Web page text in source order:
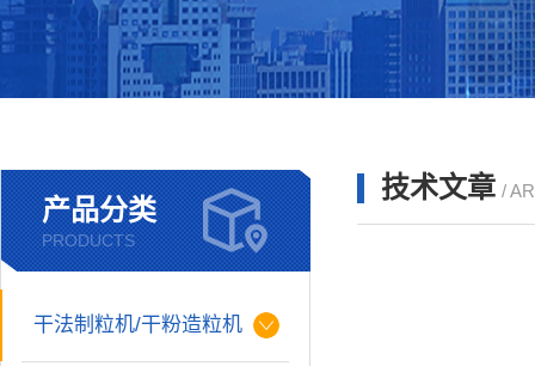
产品分类
PRODUCTS
干法制粒机/干粉造粒机
技术文章 /